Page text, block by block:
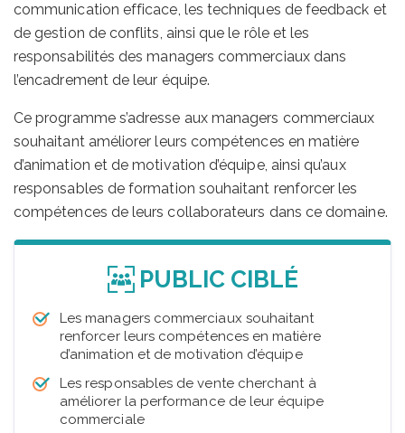
communication efficace, les techniques de feedback et
de gestion de conflits, ainsi que le rôle et les
responsabilités des managers commerciaux dans
l’encadrement de leur équipe.
Ce programme s’adresse aux managers commerciaux
souhaitant améliorer leurs compétences en matière
d’animation et de motivation d’équipe, ainsi qu’aux
responsables de formation souhaitant renforcer les
compétences de leurs collaborateurs dans ce domaine.
PUBLIC CIBLÉ
Les managers commerciaux souhaitant
renforcer leurs compétences en matière
d’animation et de motivation d’équipe
Les responsables de vente cherchant à
améliorer la performance de leur équipe
commerciale